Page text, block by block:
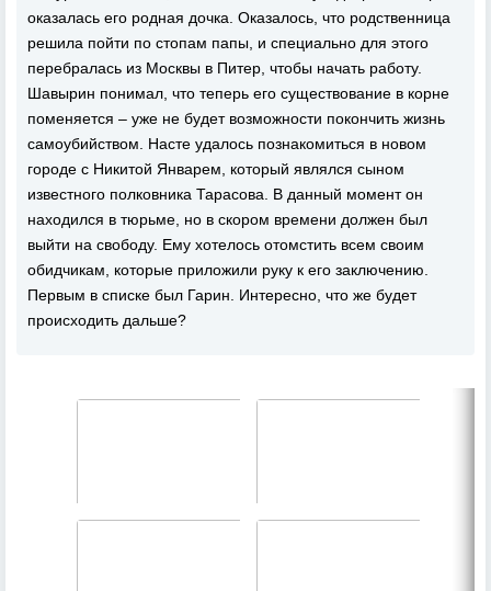
оказалась его родная дочка. Оказалось, что родственница
решила пойти по стопам папы, и специально для этого
перебралась из Москвы в Питер, чтобы начать работу.
Шавырин понимал, что теперь его существование в корне
поменяется – уже не будет возможности покончить жизнь
самоубийством. Насте удалось познакомиться в новом
городе с Никитой Январем, который являлся сыном
известного полковника Тарасова. В данный момент он
находился в тюрьме, но в скором времени должен был
выйти на свободу. Ему хотелось отомстить всем своим
обидчикам, которые приложили руку к его заключению.
Первым в списке был Гарин. Интересно, что же будет
происходить дальше?